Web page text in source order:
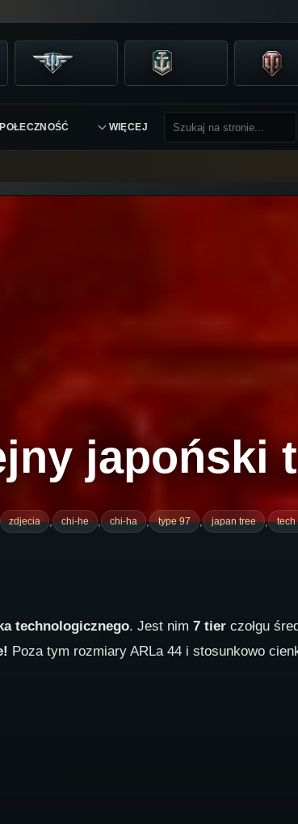
WIĘCEJ
japoński
zdjecia , chi-he , chi-ha , type 97 , japan tree , tech
technologicznego. Jest nim 7 tierczołgu
Poza tym rozmiary ARLa 44 i stosunkowo